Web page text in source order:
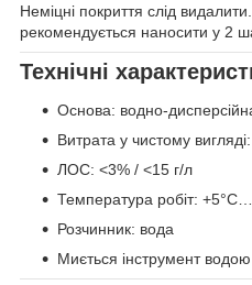
Неміцні покриття слід
рекомендується наносити у 2
Технічні
Основа: водно-
Витрата у чистому
ЛОС: <3% / <15 г/л
Температура робіт:
Розчинник: вода
Миється інструмент водою